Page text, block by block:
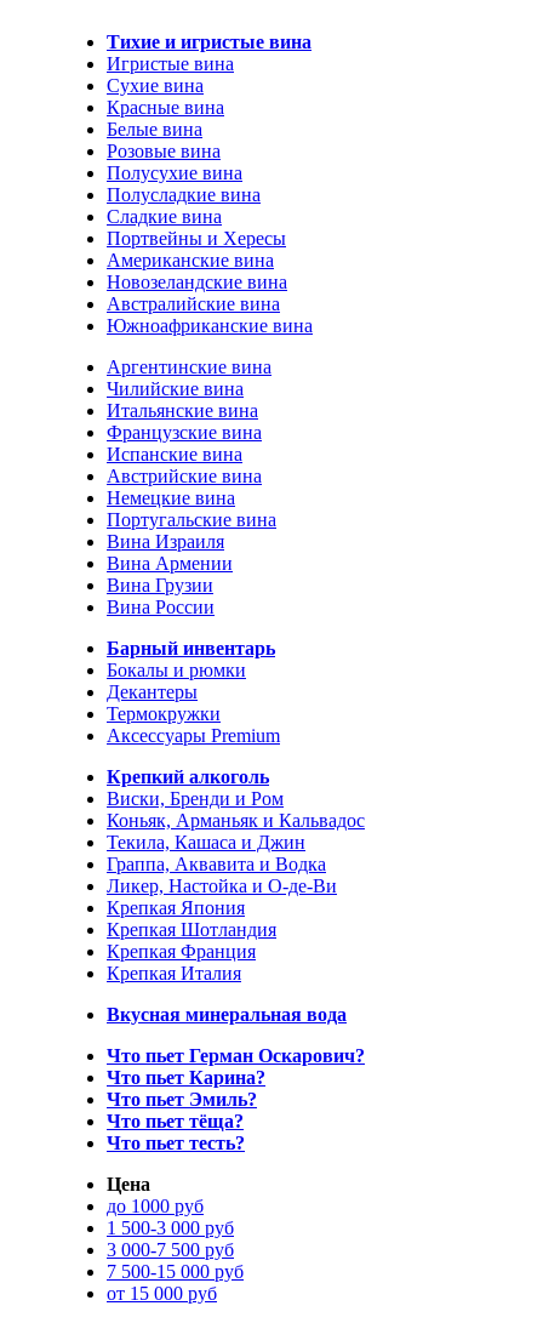
Тихие и игристые вина
Игристые вина
Сухие вина
Красные вина
Белые вина
Розовые вина
Полусухие вина
Полусладкие вина
Сладкие вина
Портвейны и Хересы
Американские вина
Новозеландские вина
Австралийские вина
Южноафриканские вина
Аргентинские вина
Чилийские вина
Итальянские вина
Французские вина
Испанские вина
Австрийские вина
Немецкие вина
Португальские вина
Вина Израиля
Вина Армении
Вина Грузии
Вина России
Барный инвентарь
Бокалы и рюмки
Декантеры
Термокружки
Аксессуары Premium
Крепкий алкоголь
Виски, Бренди и Ром
Коньяк, Арманьяк и Кальвадос
Текила, Кашаса и Джин
Граппа, Аквавита и Водка
Ликер, Настойка и О-де-Ви
Крепкая Япония
Крепкая Шотландия
Крепкая Франция
Крепкая Италия
Вкусная минеральная вода
Что пьет Герман Оскарович?
Что пьет Карина?
Что пьет Эмиль?
Что пьет тёща?
Что пьет тесть?
Цена
до 1000 руб
1 500-3 000 руб
3 000-7 500 руб
7 500-15 000 руб
от 15 000 руб